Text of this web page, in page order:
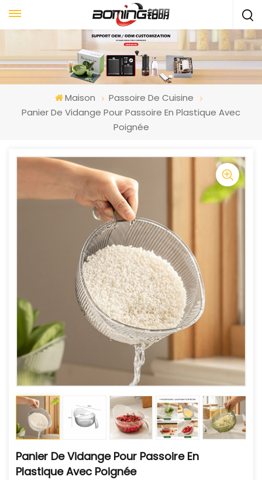
Maison
Passoire De Cuisine
Panier De Vidange Pour Passoire En Plastique Avec
Poignée
Panier De Vidange Pour Passoire En
Plastique Avec Poignée